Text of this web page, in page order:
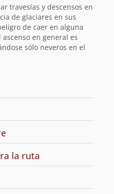
travesías y descensos en
de glaciares en sus
de caer en alguna
en general es
sólo neveros en el
la ruta